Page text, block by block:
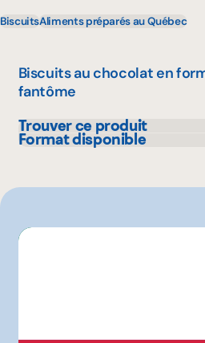
BiscuitsAliments préparés au Québec
Biscuits au chocolat en
fantôme
Trouver ce produit
IGA
Format disponible